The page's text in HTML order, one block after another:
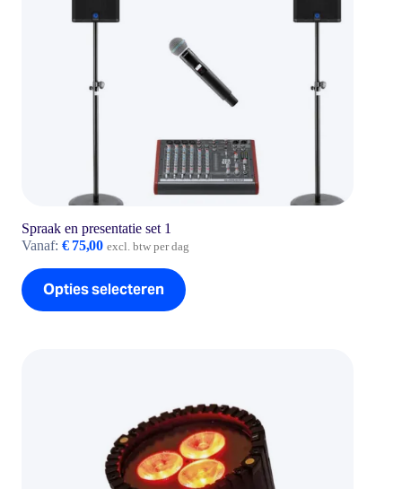
Spraak en presentatie set 1
Vanaf: €75,00 excl. btw per dag
Opties selecteren
Dit
product
heeft